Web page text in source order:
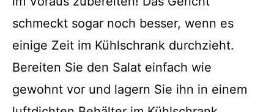
schmeckt sogar noch besser, wenn es
einige Zeit im Kühlschrank durchzieht.
Bereiten Sie den Salat einfach wie
gewohnt vor und lagern Sie ihn in einem